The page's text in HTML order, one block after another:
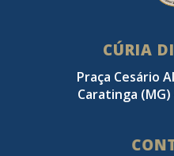
CÚRIA
Praça Cesário
Caratinga (MG)